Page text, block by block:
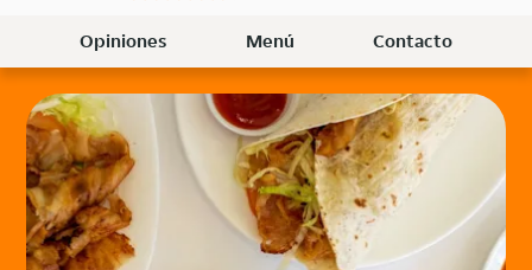
Opiniones Menú Contacto